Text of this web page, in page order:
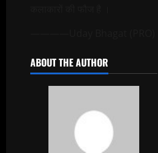
ABOUT THE AUTHOR